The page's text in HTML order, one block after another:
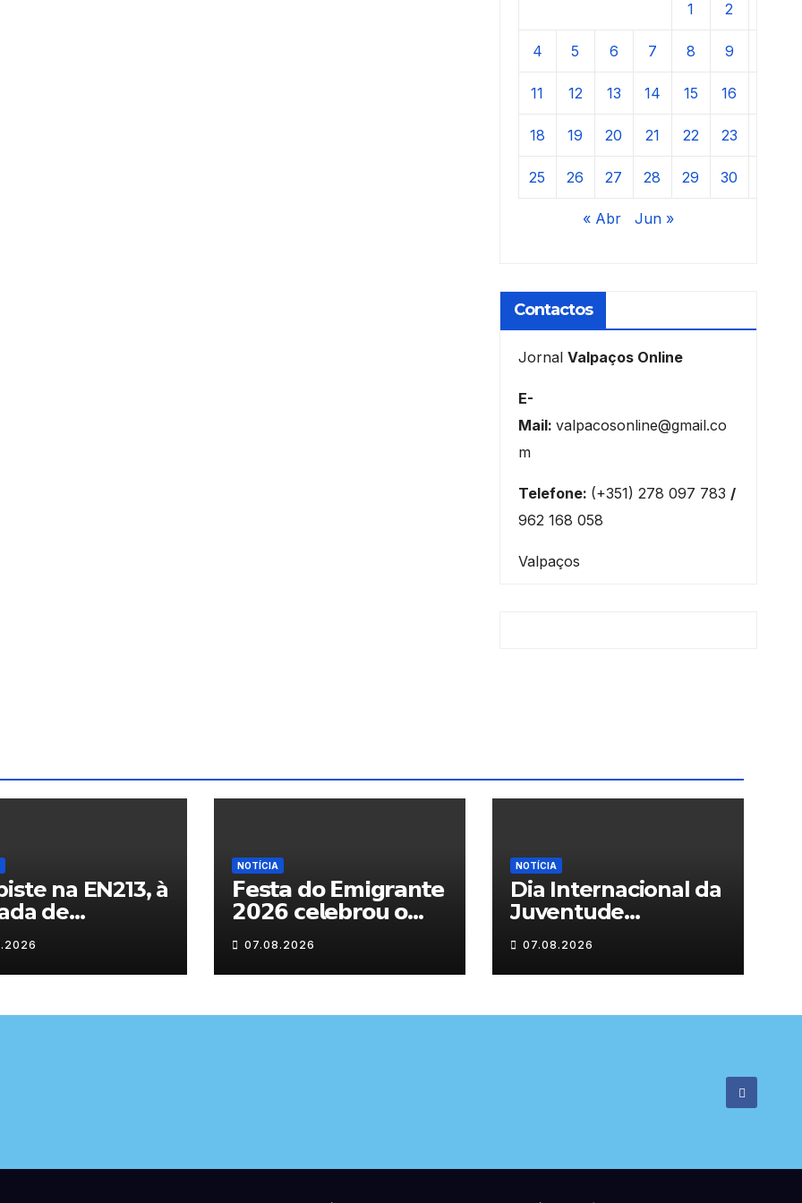
1 2
4 5 6 7 8 9
11 12 13 14 15 16
18 19 20 21 22 23
25 26 27 28 29 30
« Abr Jun »
Contactos
Jornal Valpaços Online
E-
Mail: valpacosonline@gmail.co
m
Telefone: (+351) 278 097 783 /
962 168 058
Valpaços
na EN213, à
de
NOTÍCIA
𝗙𝗲𝘀𝘁𝗮 𝗱𝗼 𝗘𝗺𝗶𝗴𝗿𝗮𝗻𝘁𝗲
𝟮𝟬𝟮𝟲 𝗰𝗲𝗹𝗲𝗯𝗿𝗼𝘂 𝗼
𝗿𝗲𝗲𝗻𝗰𝗼𝗻𝘁𝗿𝗼 𝗲 𝗼𝘀
𝗹𝗮𝗰̧𝗼𝘀 𝗾𝘂𝗲 𝘂𝗻𝗲𝗺
𝗠𝘂𝗿𝗰̧𝗮
07.08.2026
NOTÍCIA
Dia Internacional da
Juventude
celebrado em
Chaves com
atividades gratuitas
07.08.2026